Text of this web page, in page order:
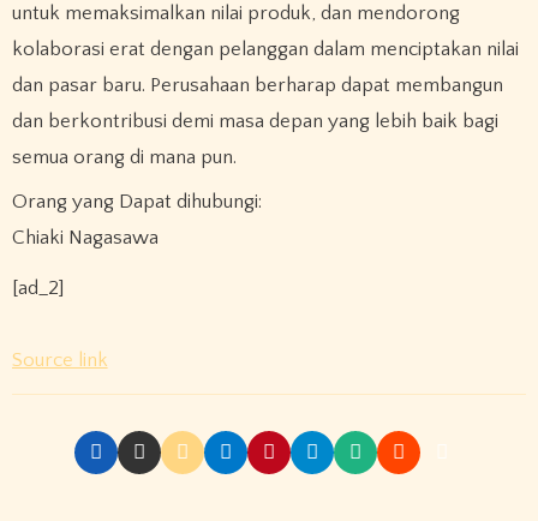
untuk memaksimalkan nilai produk, dan mendorong
kolaborasi erat dengan pelanggan dalam menciptakan nilai
dan pasar baru. Perusahaan berharap dapat membangun
dan berkontribusi demi masa depan yang lebih baik bagi
semua orang di mana pun.
Orang yang Dapat dihubungi:
Chiaki Nagasawa
[ad_2]
Source link